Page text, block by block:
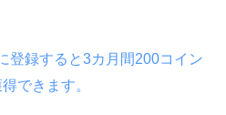
登録すると3カ月間200コイン
できます。